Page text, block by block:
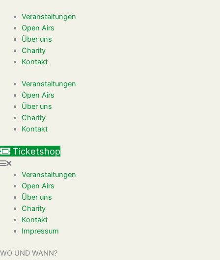
Inhalt
springen
Veranstaltungen
Open Airs
Über uns
Charity
Kontakt
Veranstaltungen
Open Airs
Über uns
Charity
Kontakt
Ticketshop
Veranstaltungen
Open Airs
Über uns
Charity
Kontakt
Impressum
WO UND WANN?